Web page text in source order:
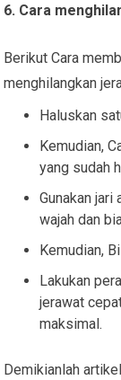
6. Cara
Berikut Cara
menghilangkan
Haluskan
Kemudian,
yang sudah
Gunakan
wajah dan
Kemudian,
Lakukan
jerawat
maksimal.
Demikianlah